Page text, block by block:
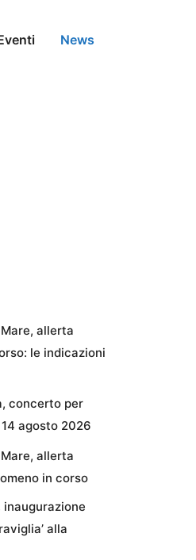
News
allerta
le indicazioni
concerto per
agosto 2026
allerta
in corso
alla